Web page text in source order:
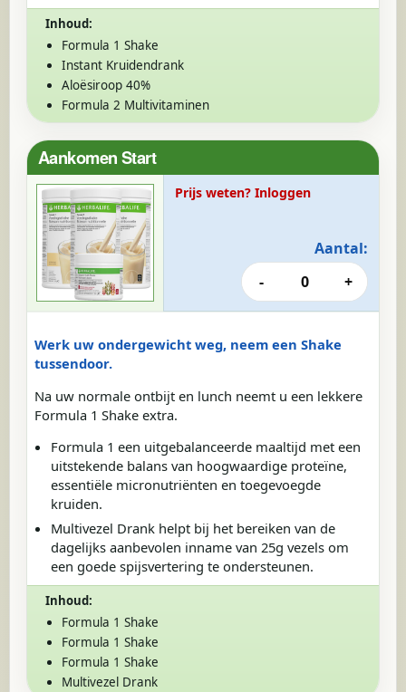
Inhoud:
Formula 1 Shake
Instant Kruidendrank
Aloësiroop 40%
Formula 2 Multivitaminen
Aankomen Start
Werk uw ondergewicht weg, neem een Shake
tussendoor.
Na uw normale ontbijt en lunch neemt u een lekkere
Formula 1 Shake extra.
Formula 1 een uitgebalanceerde maaltijd met een
uitstekende balans van hoogwaardige proteïne,
essentiële micronutriënten en toegevoegde
kruiden.
Multivezel Drank helpt bij het bereiken van de
dagelijks aanbevolen inname van 25g vezels om
een goede spijsvertering te ondersteunen.
Inhoud:
Formula 1 Shake
Formula 1 Shake
Formula 1 Shake
Multivezel Drank
Prijs weten? Inloggen
Aantal:
-
0 +